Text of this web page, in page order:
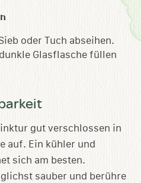
oder Tuch abseihen.
Glasflasche füllen
gut verschlossen in
auf. Ein kühler und
sich am besten.
sauber und berühre